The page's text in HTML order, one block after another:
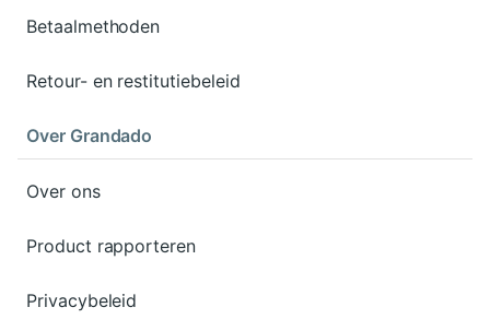
Betaalmethoden
Retour- en restitutiebeleid
Over Grandado
Over ons
Product rapporteren
Privacybeleid